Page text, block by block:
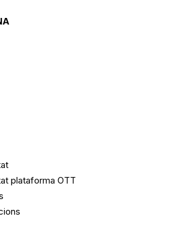
plataforma OTT